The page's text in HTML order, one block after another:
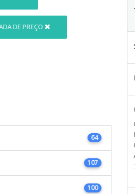
DE PREÇO
64
107
100